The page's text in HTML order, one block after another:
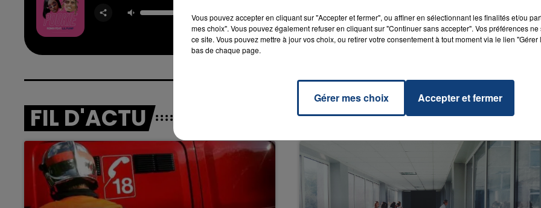
AYA
NAKAMURA
FIL D'ACTU
Vous pouvez accepter en cliquant sur "Accepter et fermer", ou affiner en sélectionnant les finalités et/ou
mes choix". Vous pouvez également refuser en cliquant sur "Continuer sans accepter". Vos préférences
ce site. Vous pouvez mettre à jour vos choix, ou retirer votre consentement à tout moment via le lien
bas de chaque page.
Gérer mes choix Accepter et fermer